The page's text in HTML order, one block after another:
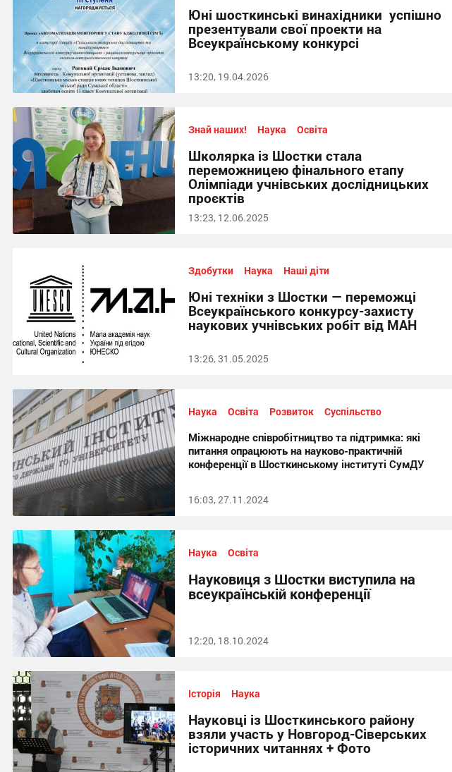
Юні шосткинські винахідники успішно
презентували свої проекти на
Всеукраїнському конкурсі
13:20, 19.04.2026
Знай наших! Наука Освіта
Школярка із Шостки стала
переможницею фінального етапу
Олімпіади учнівських дослідницьких
проєктів
13:23, 12.06.2025
Здобутки Наука Наші діти
Юні техніки з Шостки — переможці
Всеукраїнського конкурсу-захисту
наукових учнівських робіт від МАН
13:26, 31.05.2025
Наука Освіта Розвиток Суспільство
Міжнародне співробітництво та підтримка: які
питання опрацюють на науково-практичній
конференції в Шосткинському інституті СумДУ
16:03, 27.11.2024
Наука Освіта
Науковиця з Шостки виступила на
всеукраїнській конференції
12:20, 18.10.2024
Історія Наука
Науковці із Шосткинського району
взяли участь у Новгород-Сіверських
історичних читаннях + Фото